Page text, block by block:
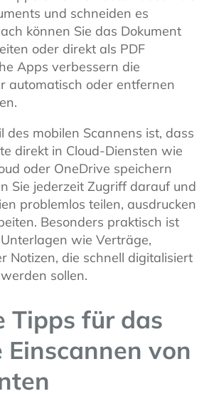
und schneiden es
können Sie das Dokument
oder direkt als PDF
Apps verbessern die
automatisch oder entfernen
des mobilen Scannens ist, dass
direkt in Cloud-Diensten wie
oder OneDrive speichern
Sie jederzeit Zugriff darauf und
problemlos teilen, ausdrucken
Besonders praktisch ist
wie Verträge,
Notizen, die schnell digitalisiert
sollen.
Tipps für das
von